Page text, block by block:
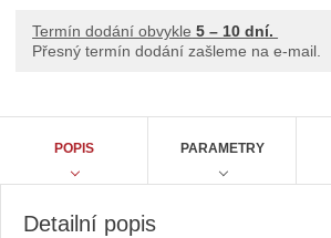
Termín dodání obvykle 5 – 10 dní.
Přesný termín dodání zašleme na e-mail.
POPIS PARAMETRY
Detailní popis